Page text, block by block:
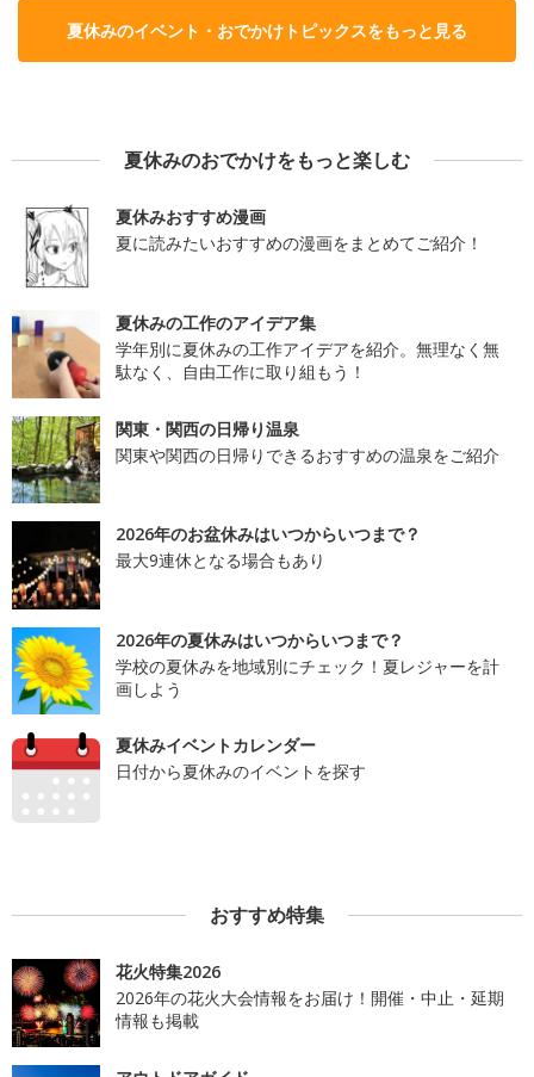
夏休みのイベント・おでかけトピックスをもっと見る
夏休みのおでかけをもっと楽しむ
夏休みおすすめ漫画
夏に読みたいおすすめの漫画をまとめてご紹介！
夏休みの工作のアイデア集
学年別に夏休みの工作アイデアを紹介。無理なく無
駄なく、自由工作に取り組もう！
関東・関西の日帰り温泉
関東や関西の日帰りできるおすすめの温泉をご紹介
2026年のお盆休みはいつからいつまで？
最大9連休となる場合もあり
2026年の夏休みはいつからいつまで？
学校の夏休みを地域別にチェック！夏レジャーを計
画しよう
夏休みイベントカレンダー
日付から夏休みのイベントを探す
おすすめ特集
花火特集2026
2026年の花火大会情報をお届け！開催・中止・延期
情報も掲載